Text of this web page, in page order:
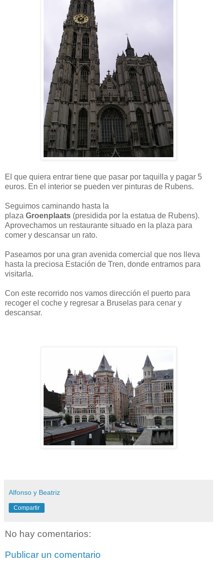
El que quiera entrar tiene que pasar por taquilla y pagar 5
euros. En el interior se pueden ver pinturas de Rubens.
Seguimos caminando hasta la
plaza Groenplaats (presidida por la estatua de Rubens).
Aprovechamos un restaurante situado en la plaza para
comer y descansar un rato.
Paseamos por una gran avenida comercial que nos lleva
hasta la preciosa Estación de Tren, donde entramos para
visitarla.
Con este recorrido nos vamos dirección el puerto para
recoger el coche y regresar a Bruselas para cenar y
descansar.
Alfonso y Beatriz
Compartir
No hay comentarios:
Publicar un comentario